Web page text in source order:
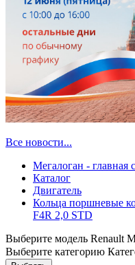
Все новости...
Мегалоган - главная
Каталог
Двигатель
Кольца поршневые
F4R 2,0 STD
Выберите модель Renault
Выберите категорию